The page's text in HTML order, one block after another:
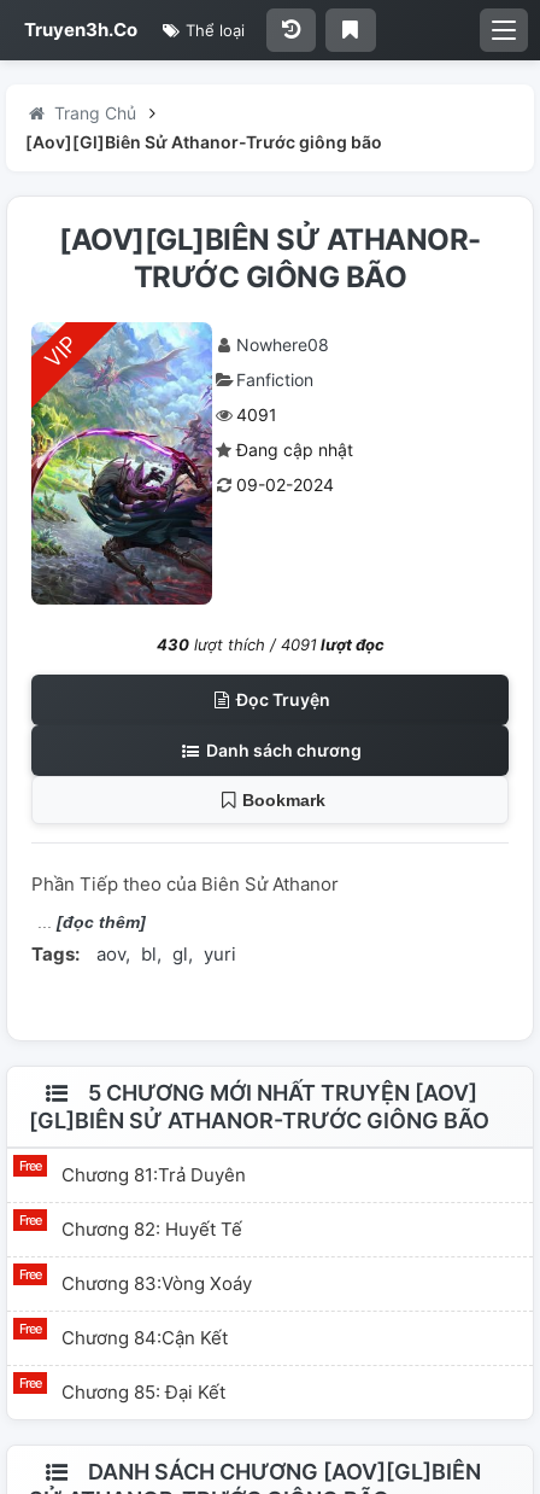
Truyen3h.Co Thể loại
Trang Chủ
[Aov][Gl]Biên Sử Athanor-Trước giông bão
[AOV][GL]BIÊN SỬ ATHANOR-
TRƯỚC GIÔNG BÃO
Nowhere08
Fanfiction
4091
Đang cập nhật
09-02-2024
430lượt thích /4091lượt đọc
Đọc Truyện
Danh sách chương
Bookmark
Phần Tiếp theo của Biên Sử Athanor
[đọc thêm]
Tags: aov bl gl yuri
5 CHƯƠNG MỚI NHẤT TRUYỆN [AOV]
[GL]BIÊN SỬ ATHANOR-TRƯỚC GIÔNG BÃO
Chương 81:Trả Duyên
Chương 82: Huyết Tế
Chương 83:Vòng Xoáy
Chương 84:Cận Kết
Chương 85: Đại Kết
DANH SÁCH CHƯƠNG [AOV][GL]BIÊN